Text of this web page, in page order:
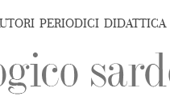
PERIODICI DIDATTICA